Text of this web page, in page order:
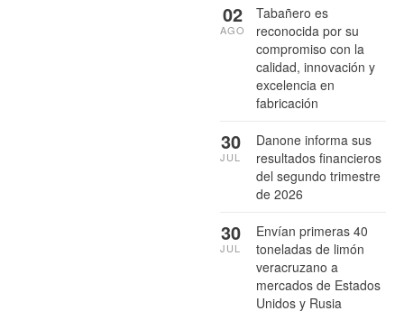
Tabañero es
reconocida por su
compromiso con la
calidad, innovación y
excelencia en
fabricación
02
AGO
Danone informa sus
resultados financieros
del segundo trimestre
de 2026
30
JUL
Envían primeras 40
toneladas de limón
veracruzano a
mercados de Estados
Unidos y Rusia
30
JUL